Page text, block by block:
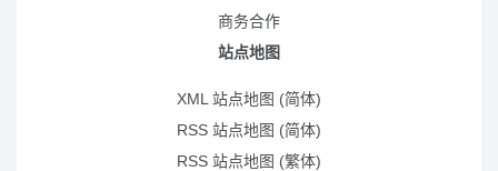
商务合作
站点地图
XML 站点地图 (简体)
RSS 站点地图 (简体)
RSS 站点地图 (繁体)